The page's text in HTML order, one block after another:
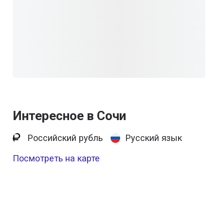
Интересное в Сочи
Российский рубль
Русский язык
Посмотреть на карте